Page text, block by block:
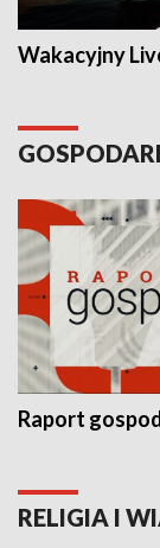
Wakacyjny
Raport
RELIGIA I